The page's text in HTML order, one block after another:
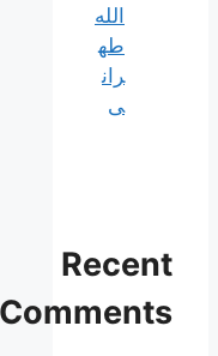
الله
طه
ران
ی
Recent
Comments